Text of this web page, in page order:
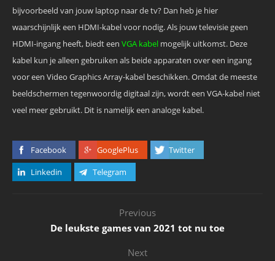
bijvoorbeeld van jouw laptop naar de tv? Dan heb je hier
waarschijnlijk een HDMI-kabel voor nodig. Als jouw televisie geen
HDMI-ingang heeft, biedt een VGA kabel mogelijk uitkomst. Deze
kabel kun je alleen gebruiken als beide apparaten over een ingang
voor een Video Graphics Array-kabel beschikken. Omdat de meeste
beeldschermen tegenwoordig digitaal zijn, wordt een VGA-kabel niet
veel meer gebruikt. Dit is namelijk een analoge kabel.
Facebook GooglePlus
Twitter
Linkedin
Telegram
Previous
De leukste games van 2021 tot nu toe
Next